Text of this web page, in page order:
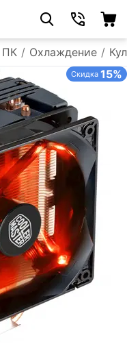
ПК / Охлаждение /
Скидка 15%